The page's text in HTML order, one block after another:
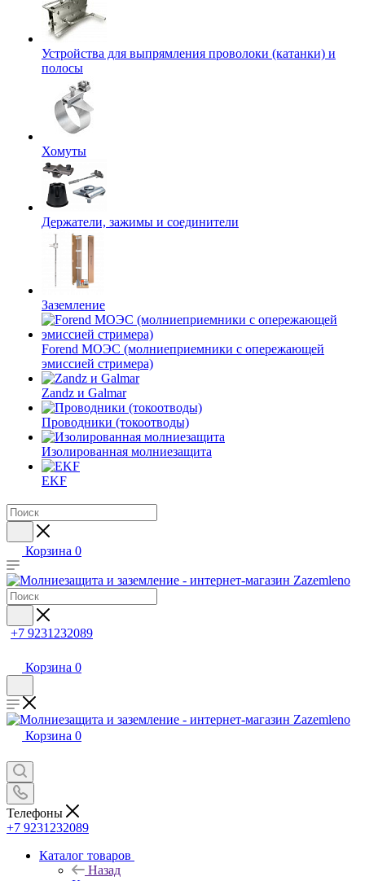
Устройства для выпрямления проволоки (катанки) и
полосы
Хомуты
Держатели, зажимы и соединители
Заземление
Forend МОЭС (молниеприемники с опережающей
эмиссией стримера)
Zandz и Galmar
Проводники (токоотводы)
Изолированная молниезащита
EKF
Корзина 0
+7 9231232089
Корзина 0
Корзина 0
Телефоны
+7 9231232089
Каталог товаров
Назад